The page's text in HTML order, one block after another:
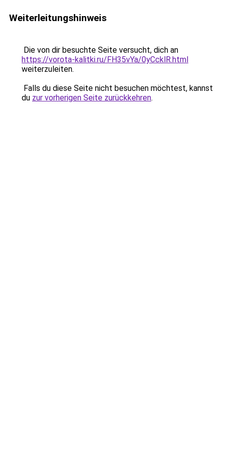
Weiterleitungshinweis
Die von dir besuchte Seite versucht, dich an
https://vorota-kalitki.ru/FH35vYa/0yCcklR.html
weiterzuleiten.
Falls du diese Seite nicht besuchen möchtest, kannst
du zur vorherigen Seite zurückkehren.